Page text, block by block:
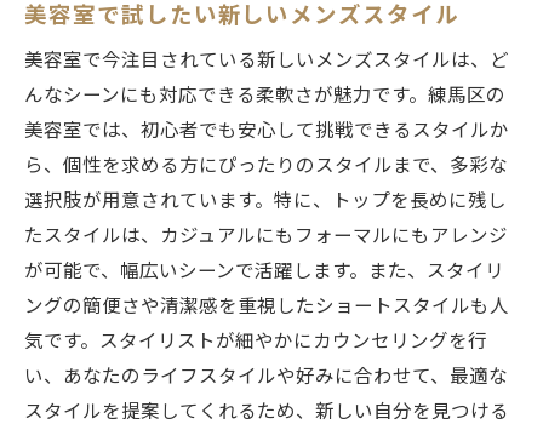
美容室で試したい新しいメンズスタイル
美容室で今注目されている新しいメンズスタイルは、ど
んなシーンにも対応できる柔軟さが魅力です。練馬区の
美容室では、初心者でも安心して挑戦できるスタイルか
ら、個性を求める方にぴったりのスタイルまで、多彩な
選択肢が用意されています。特に、トップを長めに残し
たスタイルは、カジュアルにもフォーマルにもアレンジ
が可能で、幅広いシーンで活躍します。また、スタイリ
ングの簡便さや清潔感を重視したショートスタイルも人
気です。スタイリストが細やかにカウンセリングを行
い、あなたのライフスタイルや好みに合わせて、最適な
スタイルを提案してくれるため、新しい自分を見つける